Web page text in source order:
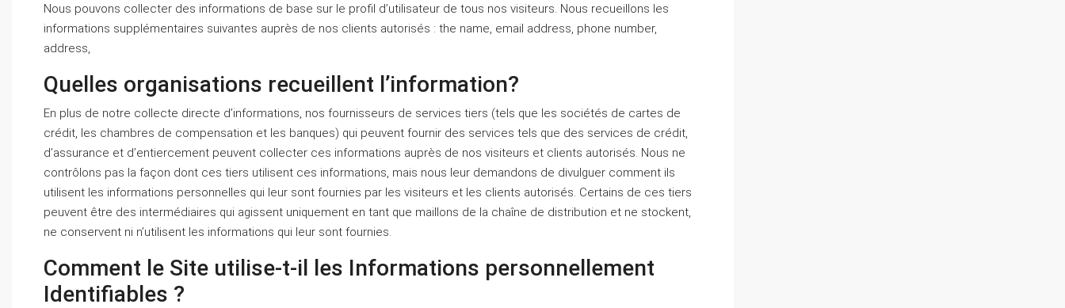
Nous pouvons collecter des informations de base sur le profil d’utilisateur de tous nos visiteurs. Nous recueillons les
informations supplémentaires suivantes auprès de nos clients autorisés : the name, email address, phone number,
address,
Quelles organisations recueillent l’information?
En plus de notre collecte directe d’informations, nos fournisseurs de services tiers (tels que les sociétés de cartes de
crédit, les chambres de compensation et les banques) qui peuvent fournir des services tels que des services de crédit,
d’assurance et d’entiercement peuvent collecter ces informations auprès de nos visiteurs et clients autorisés. Nous ne
contrôlons pas la façon dont ces tiers utilisent ces informations, mais nous leur demandons de divulguer comment ils
utilisent les informations personnelles qui leur sont fournies par les visiteurs et les clients autorisés. Certains de ces tiers
peuvent être des intermédiaires qui agissent uniquement en tant que maillons de la chaîne de distribution et ne stockent,
ne conservent ni n’utilisent les informations qui leur sont fournies.
Comment le Site utilise-t-il les Informations personnellement
Identifiables ?